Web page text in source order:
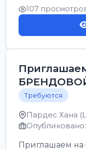
107
Требуются
Пардес Хана
Опубликовано:
Приглашаем